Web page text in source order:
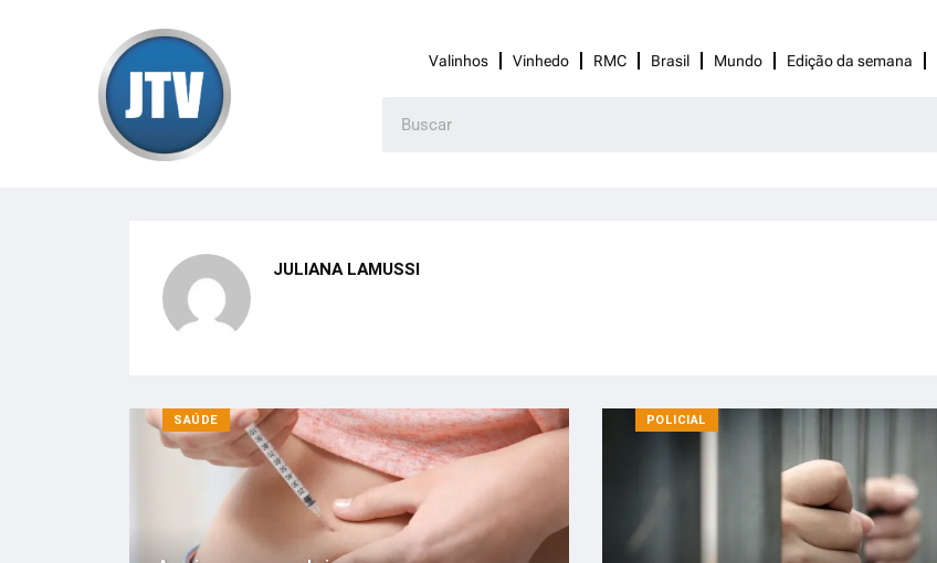
Valinhos Vinhedo RMC Brasil Mundo Edição da semana
JULIANA LAMUSSI
SAÚDE POLICIAL